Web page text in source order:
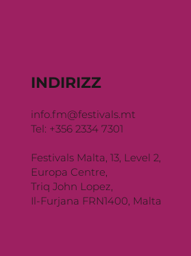
INDIRIZZ
info.fm@festivals.mt
Tel: +356 2334 7301
Festivals Malta, 13, Level 2,
Europa Centre,
Triq John Lopez,
Il-Furjana FRN1400, Malta